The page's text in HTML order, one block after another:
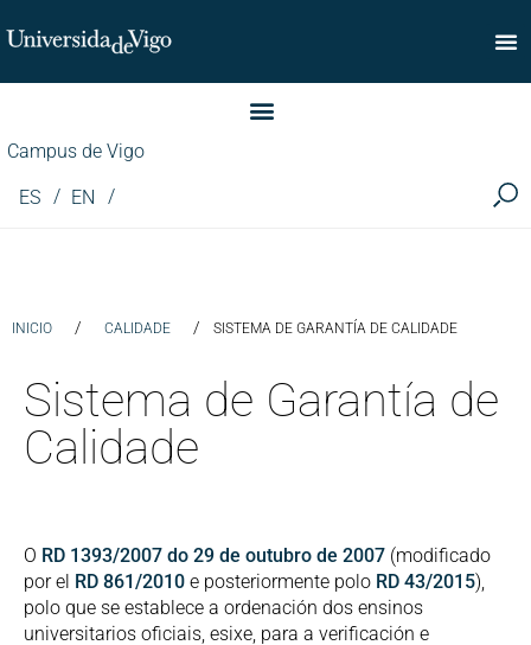
Facultade de Comercio
Campus de Vigo
ES EN
INICIO / CALIDADE / SISTEMA DE GARANTÍA DE CALIDADE
Sistema de Garantía de
Calidade
O RD 1393/2007 do 29 de outubro de 2007 (modificado
por el RD 861/2010 e posteriormente polo RD 43/2015),
polo que se establece a ordenación dos ensinos
universitarios oficiais, esixe, para a verificación e